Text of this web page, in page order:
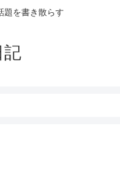
題を書き散らす
記